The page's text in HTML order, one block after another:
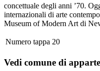
concettuale degli anni ’70.
internazionali di arte
Museum of Modern Art di
Numero tappa 20
Vedi comune di